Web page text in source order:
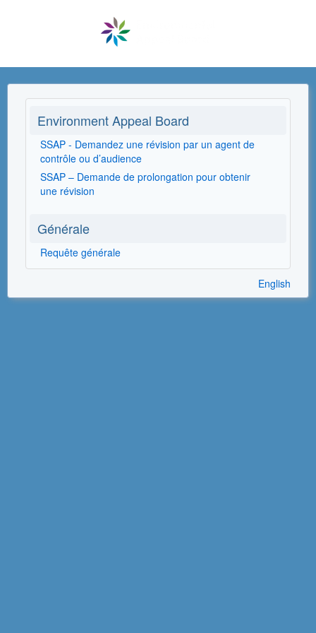
Environment Appeal Board
SSAP - Demandez une révision par un agent de
contrôle ou d’audience
SSAP – Demande de prolongation pour obtenir
une révision
Générale
Requête générale
English